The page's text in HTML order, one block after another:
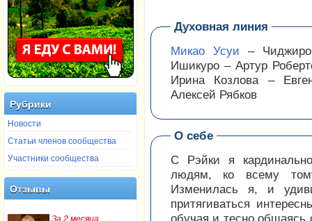
Рубрики
Новости
Статьи членов сообщества
Участники сообщества
Отзывы
За 2 месяца
Духовная линия
Микао Усуи –
Ишикуро – Артур
Ирина Козлова –
Алексей Рябков
О себе
С Рэйки я
людям, ко всему
Изменилась я, и
притягиваться
обучая и тесно